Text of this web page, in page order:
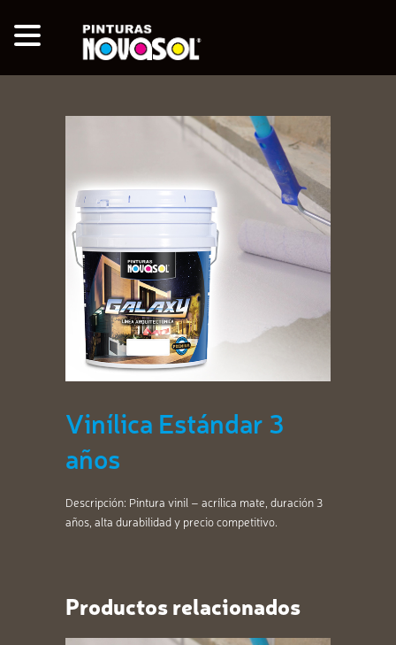
Vinílica Estándar 3
años
Descripción: Pintura vinil – acrílica mate, duración 3
años, alta durabilidad y precio competitivo.
Productos relacionados